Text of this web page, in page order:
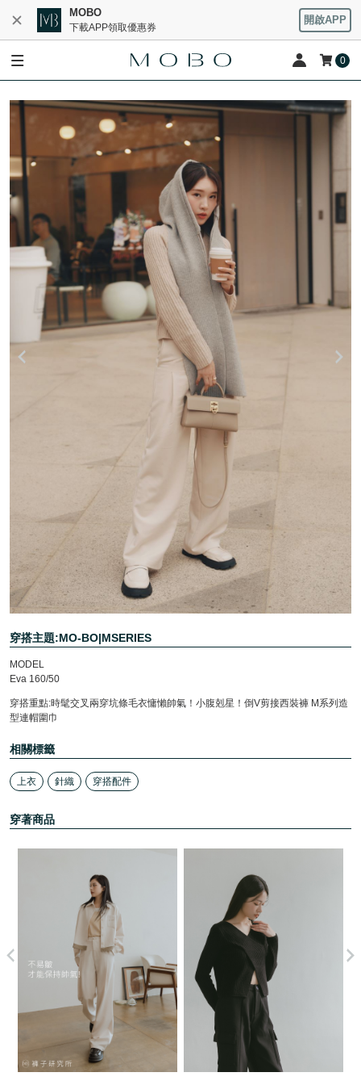
MOBO
下載APP領取優惠券
開啟APP
0
穿搭主題:MO-BO|MSERIES
MODEL
Eva 160/50
穿搭重點:時髦交叉兩穿坑條毛衣慵懶帥氣！小腹剋星！倒V剪接西裝褲 M系列造
型連帽圍巾
相關標籤
上衣 針織 穿搭配件
穿著商品